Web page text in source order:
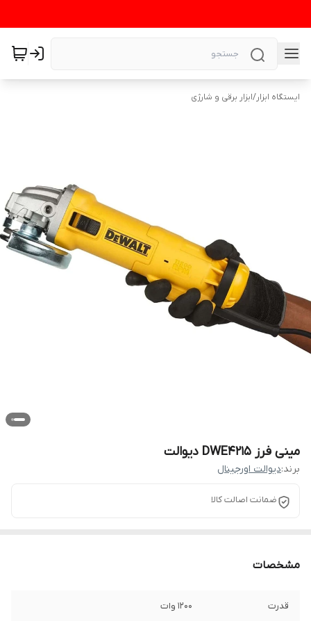
ایستگاه ابزار/ابزار برقی و شارژی
مینی فرز DWE4215 دیوالت
برند:دیوالت اورجینال
ضمانت اصالت کالا
مشخصات
قدرت 1200 وات